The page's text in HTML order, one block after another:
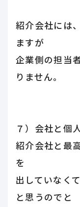
紹介会社には
ますが
企業側の担当
りません。
７）会社と個
紹介会社と最
を
出していなく
と思うのでと